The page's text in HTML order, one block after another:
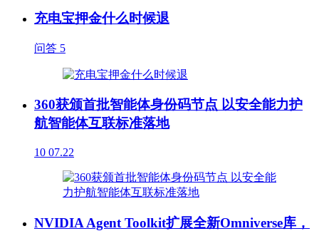
充电宝押金什么时候退
问答 5
360获颁首批智能体身份码节点 以安全能力护
航智能体互联标准落地
10 07.22
NVIDIA Agent Toolkit扩展全新Omniverse库，